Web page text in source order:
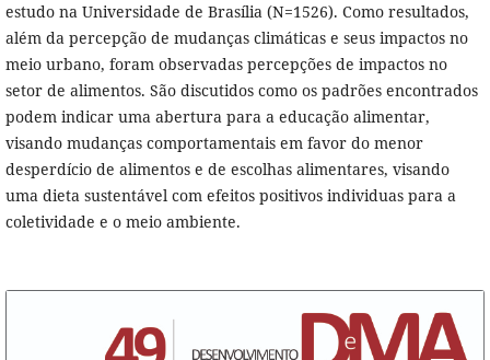
estudo na Universidade de Brasília (N=1526). Como resultados,
além da percepção de mudanças climáticas e seus impactos no
meio urbano, foram observadas percepções de impactos no
setor de alimentos. São discutidos como os padrões encontrados
podem indicar uma abertura para a educação alimentar,
visando mudanças comportamentais em favor do menor
desperdício de alimentos e de escolhas alimentares, visando
uma dieta sustentável com efeitos positivos individuas para a
coletividade e o meio ambiente.